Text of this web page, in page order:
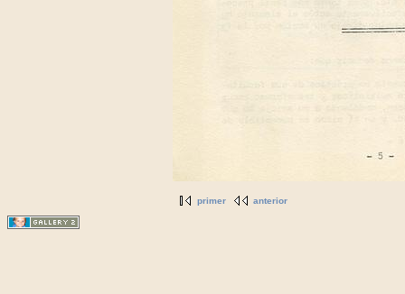
primer anterior